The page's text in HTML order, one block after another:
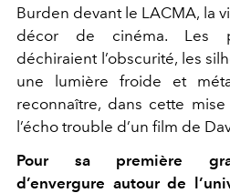
Burden devant le LACMA, la
décor de cinéma. Les
déchiraient l’obscurité, les
une lumière froide et
reconnaître, dans cette
l’écho trouble d’un film de
Pour sa première
d’envergure autour de